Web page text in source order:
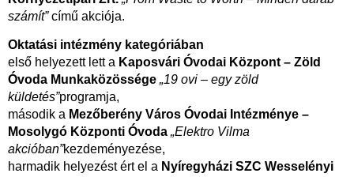
számít”című akciója.
Oktatási intézmény kategóriában
első helyezett lett a Kaposvári Óvodai Központ – Zöld
Óvoda Munkaközössége „19 ovi – egy zöld
küldetés”programja,
második a Mezőberény Város Óvodai Intézménye –
Mosolygó Központi Óvoda „Elektro Vilma
akcióban”kezdeményezése,
harmadik helyezést ért el a Nyíregyházi SZC Wesselényi